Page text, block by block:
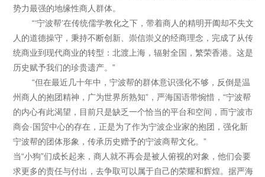
势力最强的地缘性商人群体。
“‘宁波帮’在传统儒学教化之下，带着商人的精明开阖却不失文
人的道德操守，秉持不断创新、崇信崇义的经商理念，完成了从传
统商业到现代商业的转型：北渡上海，辐射全国，繁荣香港。这是
历史赋予我们的珍贵遗产。”
“但在最近几十年中，宁波帮的群体意识强化不够，反倒是温
州商人的抱团精神，广为世界所熟知”，严海国语带惋惜，“宁波帮
的内心有此渴望，目前只是缺乏一个恰当的平台和空间，而宁波市
商会·国贸中心的存在，正是为了作为宁波企业家的抱团，强化新
宁波帮的团体形象，传承历史赠予的宁波商帮文化。”
当“小狗”们成长起来，商人就不再会是被人俯视的对象，他们会要
求更多的责任与付出，去争取可以属于自己的荣耀和辉煌。据严海